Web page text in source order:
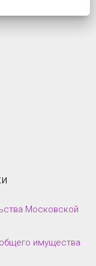
Московской
имущества